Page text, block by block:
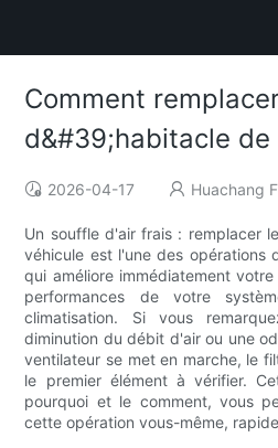
Comment
d&#39;habitacle
2026-04-17 Huachang
Un souffle d'air frais : remplacer
véhicule est l'une des opérations
qui améliore immédiatement
performances de votre
climatisation. Si vous
diminution du débit d'air ou une
ventilateur se met en marche, le
le premier élément à vérifier.
pourquoi et le comment, vous
cette opération vous-même,